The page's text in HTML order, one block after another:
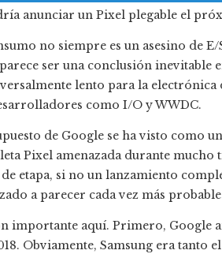
no siempre es un asesino de
ser una conclusión inevitable
lento para la electrónica
como I/O y WWDC.
de Google se ha visto como
Pixel amenazada durante
etapa, si no un lanzamiento
a parecer cada vez más
importante aquí. Primero, Google
Obviamente, Samsung era tanto